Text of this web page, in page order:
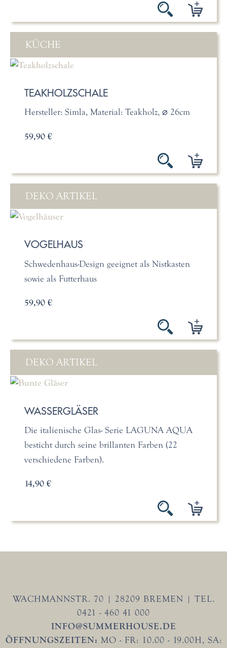
KÜCHE
TEAKHOLZSCHALE
Hersteller: Simla, Material: Teakholz, ⌀ 26cm
59,90 €
DEKO ARTIKEL
VOGELHAUS
Schwedenhaus-Design geeignet als Nistkasten
sowie als Futterhaus
59,90 €
DEKO ARTIKEL
WASSERGLÄSER
Die italienische Glas- Serie LAGUNA AQUA
besticht durch seine brillanten Farben (22
verschiedene Farben).
14,90 €
WACHMANNSTR. 70 | 28209 BREMEN | TEL.
0421 - 460 41 000
INFO@SUMMERHOUSE.DE
ÖFFNUNGSZEITEN: MO - FR: 10.00 - 19.00H, SA: